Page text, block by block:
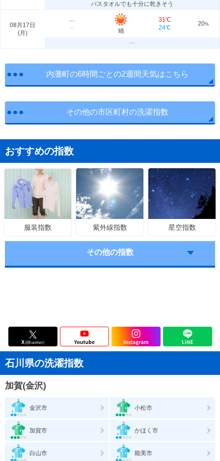
バスタオルでも十分に乾きそう
08月17日
(月 )
---
---
晴
31℃
24℃
20%
---
内灘町の6時間ごとの2週間天気はこちら
その他の市区町村の洗濯指数
おすすめの指数
服装指数 紫外線指数 星空指数
その他の指数
石川県の洗濯指数
加賀(金沢)
金沢市 小松市
加賀市 かほく市
白山市 能美市